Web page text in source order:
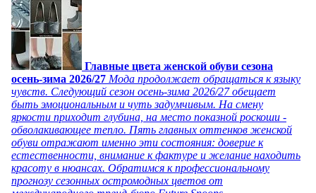
Главные цвета женской обуви сезона
осень-зима 2026/27 Мода продолжает обращаться к языку
чувств. Следующий сезон осень-зима 2026/27 обещает
быть эмоциональным и чуть задумчивым. На смену
яркости приходит глубина, на место показной роскоши -
обволакивающее тепло. Пять главных оттенков женской
обуви отражают именно эти состояния: доверие к
естественности, внимание к фактуре и желание находить
красоту в нюансах. Обратимся к профессиональному
прогнозу сезонных остромодных цветов от